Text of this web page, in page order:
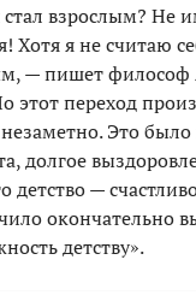
стал взрослым?
Хотя я не считаю
— пишет философ
этот переход
Это
долгое
детство —
окончательно
детству».